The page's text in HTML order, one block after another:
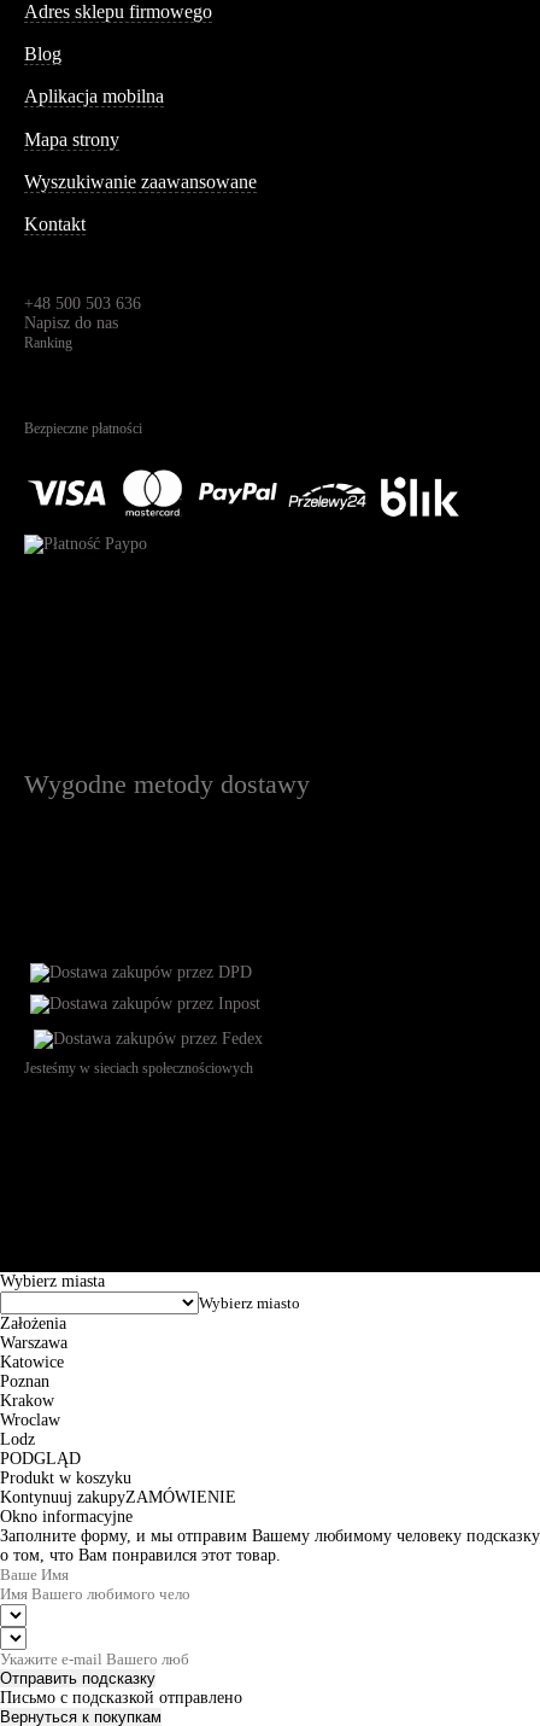
Adres sklepu firmowego
Blog
Aplikacja mobilna
Mapa strony
Wyszukiwanie zaawansowane
Kontakt
+48 500 503 636
Napisz do nas
Ranking
Bezpieczne płatności
Wygodne metody dostawy
Jesteśmy w sieciach społecznościowych
Wybierz miasta
Założenia
Warszawa
Katowice
Poznan
Krakow
Wroclaw
Lodz
PODGLĄD
Produkt w koszyku
Kontynuuj zakupyZAMÓWIENIE
Okno informacyjne
Заполните форму, и мы отправим Вашему любимому человеку подсказку
о том, что Вам понравился этот товар.
Отправить подсказку
Письмо с подсказкой отправлено
Вернуться к покупкам